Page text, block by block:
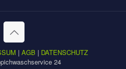
| AGB | DATENSCHUTZ
24